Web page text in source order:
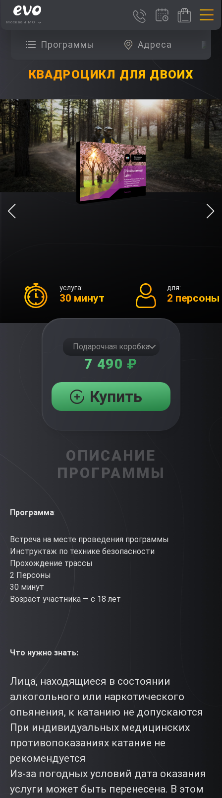
Москва и МО
Программы Адреса
КВАДРОЦИКЛ ДЛЯ ДВОИХ
услуга:
30 минут
для:
2 персоны
Подарочная коробка
7 490 ₽
Купить
ОПИСАНИЕ
ПРОГРАММЫ
Программа:
Встреча на месте проведения программы
Инструктаж по технике безопасности
Прохождение трассы
2 Персоны
30 минут
Возраст участника — с 18 лет
Что нужно знать:
Лица, находящиеся в состоянии
алкогольного или наркотического
опьянения, к катанию не допускаются
При индивидуальных медицинских
противопоказаниях катание не
рекомендуется
Из-за погодных условий дата оказания
услуги может быть перенесена. В этом